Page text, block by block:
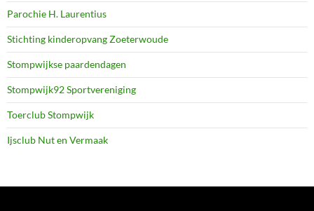
Parochie H. Laurentius
Stichting kinderopvang Zoeterwoude
Stompwijkse paardendagen
Stompwijk92 Sportvereniging
Toerclub Stompwijk
Ijsclub Nut en Vermaak